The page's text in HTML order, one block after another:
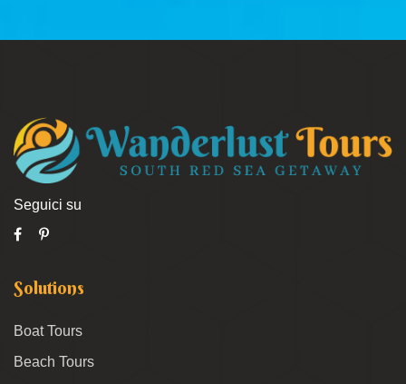
Seguici su
Solutions
Boat Tours
Beach Tours